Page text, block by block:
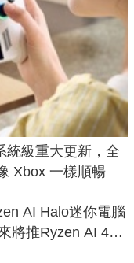
統級重大更新，全
Xbox 一樣順暢
AI Halo迷你電腦
將推Ryzen AI 400
應升級版